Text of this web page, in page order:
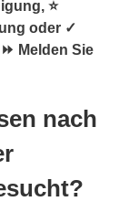
⭐
oder ✓
Melden Sie
nach